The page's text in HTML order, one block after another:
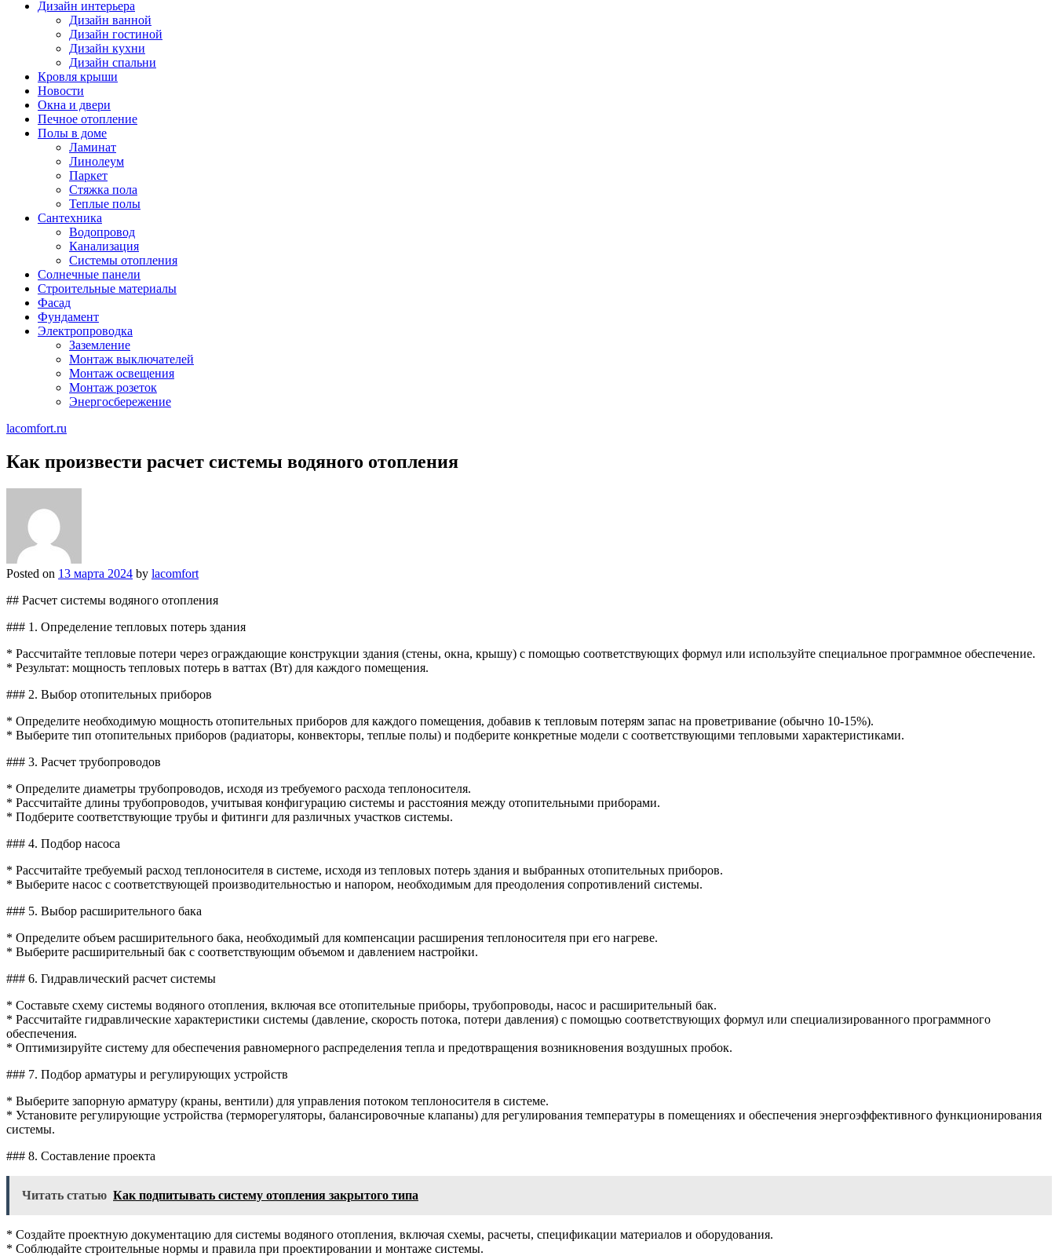
Дизайн интерьера
Дизайн ванной
Дизайн гостиной
Дизайн кухни
Дизайн спальни
Кровля крыши
Новости
Окна и двери
Печное отопление
Полы в доме
Ламинат
Линолеум
Паркет
Стяжка пола
Теплые полы
Сантехника
Водопровод
Канализация
Системы отопления
Солнечные панели
Строительные материалы
Фасад
Фундамент
Электропроводка
Заземление
Монтаж выключателей
Монтаж освещения
Монтаж розеток
Энергосбережение
lacomfort.ru
Как произвести расчет системы водяного отопления
Posted on 13 марта 2024 by lacomfort
## Расчет системы водяного отопления
### 1. Определение тепловых потерь здания
* Рассчитайте тепловые потери через ограждающие конструкции здания (стены, окна, крышу) с помощью соответствующих формул или используйте специальное программное обеспечение.
* Результат: мощность тепловых потерь в ваттах (Вт) для каждого помещения.
### 2. Выбор отопительных приборов
* Определите необходимую мощность отопительных приборов для каждого помещения, добавив к тепловым потерям запас на проветривание (обычно 10-15%).
* Выберите тип отопительных приборов (радиаторы, конвекторы, теплые полы) и подберите конкретные модели с соответствующими тепловыми характеристиками.
### 3. Расчет трубопроводов
* Определите диаметры трубопроводов, исходя из требуемого расхода теплоносителя.
* Рассчитайте длины трубопроводов, учитывая конфигурацию системы и расстояния между отопительными приборами.
* Подберите соответствующие трубы и фитинги для различных участков системы.
### 4. Подбор насоса
* Рассчитайте требуемый расход теплоносителя в системе, исходя из тепловых потерь здания и выбранных отопительных приборов.
* Выберите насос с соответствующей производительностью и напором, необходимым для преодоления сопротивлений системы.
### 5. Выбор расширительного бака
* Определите объем расширительного бака, необходимый для компенсации расширения теплоносителя при его нагреве.
* Выберите расширительный бак с соответствующим объемом и давлением настройки.
### 6. Гидравлический расчет системы
* Составьте схему системы водяного отопления, включая все отопительные приборы, трубопроводы, насос и расширительный бак.
* Рассчитайте гидравлические характеристики системы (давление, скорость потока, потери давления) с помощью соответствующих формул или специализированного программного
обеспечения.
* Оптимизируйте систему для обеспечения равномерного распределения тепла и предотвращения возникновения воздушных пробок.
### 7. Подбор арматуры и регулирующих устройств
* Выберите запорную арматуру (краны, вентили) для управления потоком теплоносителя в системе.
* Установите регулирующие устройства (терморегуляторы, балансировочные клапаны) для регулирования температуры в помещениях и обеспечения энергоэффективного функционирования
системы.
### 8. Составление проекта
Читать статью Как подпитывать систему отопления закрытого типа
* Создайте проектную документацию для системы водяного отопления, включая схемы, расчеты, спецификации материалов и оборудования.
* Соблюдайте строительные нормы и правила при проектировании и монтаже системы.